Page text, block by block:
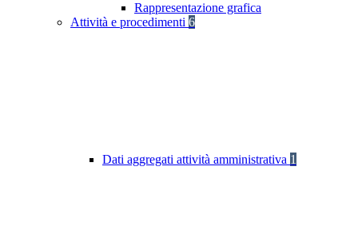
Rappresentazione grafica
Attività e procedimenti 6
Dati aggregati attività amministrativa 1